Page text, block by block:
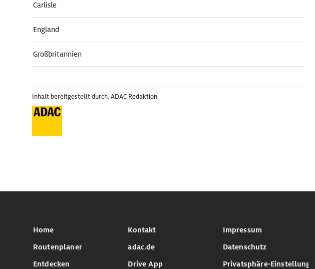
Carlisle
England
Großbritannien
Inhalt bereitgestellt durch: ADAC Redaktion
Home
Routenplaner
Entdecken
Kontakt
adac.de
Drive App
Impressum
Datenschutz
Privatsphäre-Einstellungen